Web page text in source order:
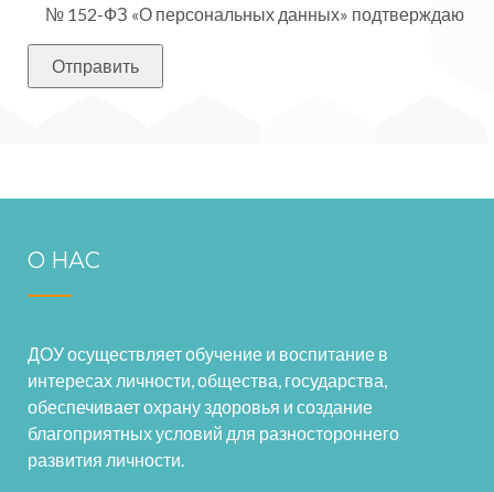
№ 152-ФЗ «О персональных данных» подтверждаю
О НАС
ДОУ осуществляет обучение и воспитание в
интересах личности, общества, государства,
обеспечивает охрану здоровья и создание
благоприятных условий для разностороннего
развития личности.